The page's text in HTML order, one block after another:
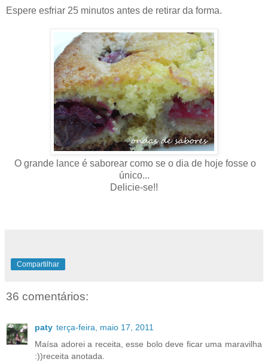
Espere esfriar 25 minutos antes de retirar da forma.
O grande lance é saborear como se o dia de hoje fosse o
único...
Delicie-se!!
Compartilhar
36 comentários:
paty terça-feira, maio 17, 2011
Maísa adorei a receita, esse bolo deve ficar uma maravilha
:))receita anotada.